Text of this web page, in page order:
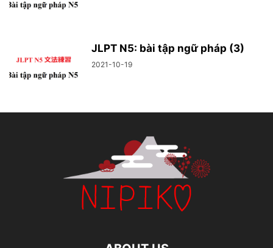
JLPT N5: bài tập ngữ pháp (3)
2021-10-19